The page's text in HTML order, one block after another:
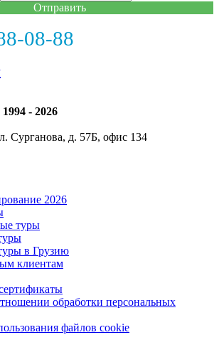
Отправить
08-88
- 2026
Сурганова, д. 57Б, офис 134
2026
туры
в Грузию
клиентам
обработки персональных
файлов cookie